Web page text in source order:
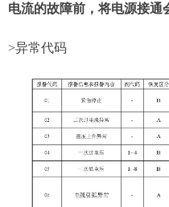
电流的故障前，将电源接通
>异常代码